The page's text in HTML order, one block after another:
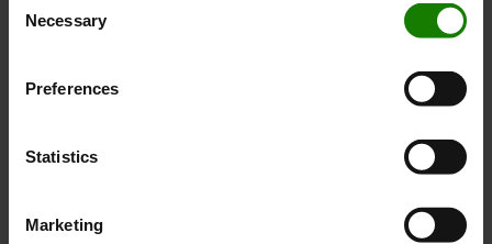
Selection
Necessary
Preferences
Statistics
Marketing
forsendelser. Grib muligheden for at lytte til
avanceret tænkning fra Microsoft og fokus på
Please
to watch this